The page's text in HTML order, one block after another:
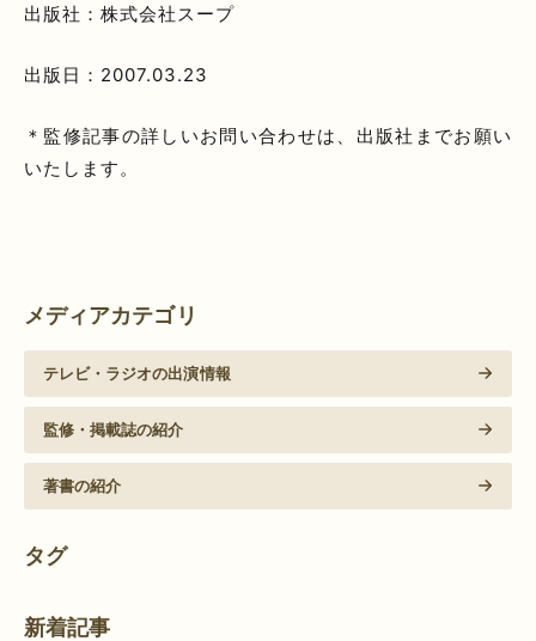
出版社：株式会社スープ
出版日：2007.03.23
＊監修記事の詳しいお問い合わせは、出版社までお願い
いたします。
メディアカテゴリ
テレビ・ラジオの出演情報
監修・掲載誌の紹介
著書の紹介
タグ
新着記事